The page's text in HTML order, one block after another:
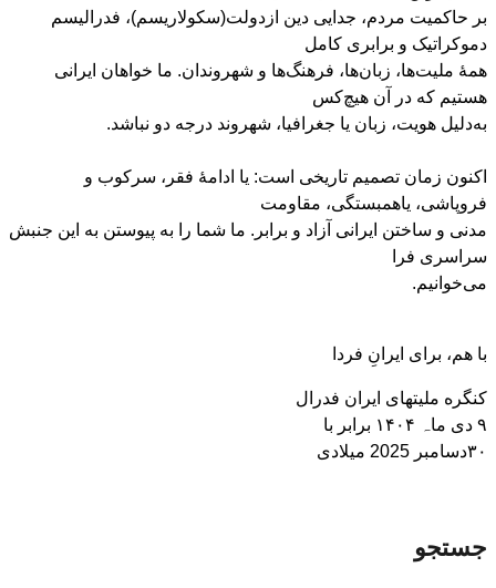
بر حاکمیت مردم، جدایی دین ازدولت(سکولاریسم)، فدرالیسم
دموکراتیک و برابری کامل
همهٔ ملیت‌ها، زبان‌ها، فرهنگ‌ها و شهروندان. ما خواهان ایرانی
هستیم که در آن هیچ‌کس
به‌دلیل هویت، زبان یا جغرافیا، شهروند درجه‌ دو نباشد.
اکنون زمان تصمیم تاریخی است: یا ادامهٔ فقر، سرکوب و
فروپاشی، یاهمبستگی، مقاومت
مدنی و ساختن ایرانی آزاد و برابر. ما شما را به پیوستن به این جنبش
سراسری فرا
می‌خوانیم.
با هم، برای ایرانِ فردا
کنگره ملیتھای ایران فدرال
۹ دی ماہ ۱۴۰۴ برابر با
۳۰دسامبر 2025 میلادی
جستجو